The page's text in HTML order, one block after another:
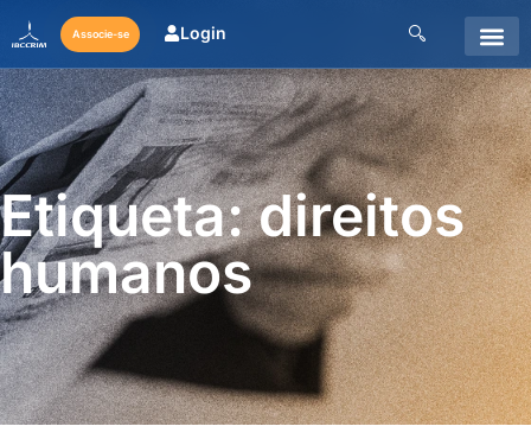
Associe-se Login
Etiqueta: direitos
humanos